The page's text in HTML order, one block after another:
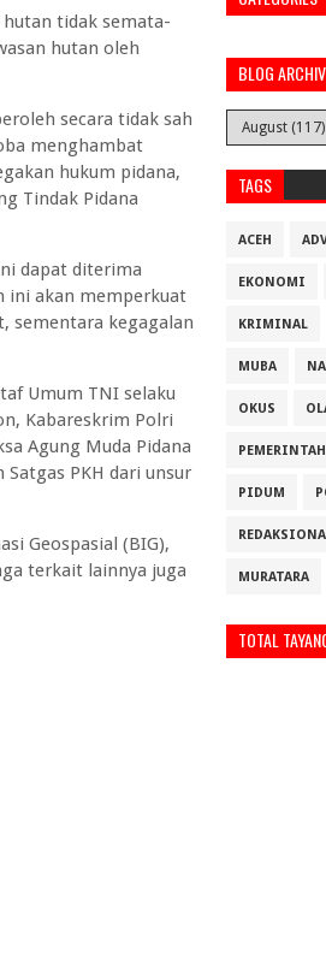
hutan tidak semata-
hutan oleh
secara tidak sah
menghambat
hukum pidana,
Tindak Pidana
dapat diterima
ini akan memperkuat
sementara kegagalan
Umum TNI selaku
Kabareskrim Polri
Agung Muda Pidana
PKH dari unsur
Geospasial (BIG),
terkait lainnya juga
BLOG
TAGS
ACEH
EKONOMI
KRIMINAL
MUBA
OKUS
PIDUM
MURATARA
TOTAL